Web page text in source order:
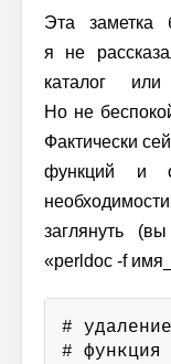
Эта
я не
каталог
Но не
Фактически
функций и
заглянуть
«perldoc -f
#
# функция